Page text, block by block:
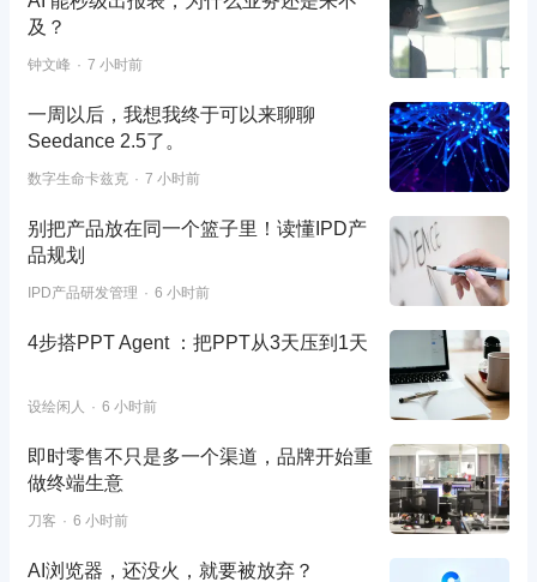
及？
钟文峰 7 小时前
一周以后，我想我终于可以来聊聊
Seedance 2.5了。
数字生命卡兹克 7 小时前
别把产品放在同一个篮子里！读懂IPD产
品规划
IPD产品研发管理 6 小时前
4步搭PPT Agent ：把PPT从3天压到1天
设绘闲人 6 小时前
即时零售不只是多一个渠道，品牌开始重
做终端生意
刀客 6 小时前
AI浏览器，还没火，就要被放弃？